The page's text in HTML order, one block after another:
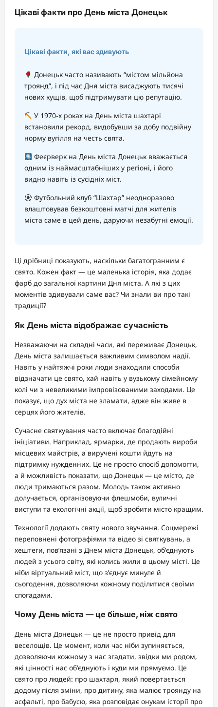
Цікаві факти про День міста Донецьк
Цікаві факти, які вас здивують
Донецьк часто називають “містом мільйона
троянд”, і під час Дня міста висаджують тисячі
нових кущів, щоб підтримувати цю репутацію.
У 1970-х роках на День міста шахтарі
встановили рекорд, видобувши за добу подвійну
норму вугілля на честь свята.
Феєрверк на День міста Донецьк вважається
одним із наймасштабніших у регіоні, і його
видно навіть із сусідніх міст.
Футбольний клуб “Шахтар” неодноразово
влаштовував безкоштовні матчі для жителів
міста саме в цей день, даруючи незабутні емоції.
Ці дрібниці показують, наскільки багатогранним є
свято. Кожен факт — це маленька історія, яка додає
фарб до загальної картини Дня міста. А які з цих
моментів здивували саме вас? Чи знали ви про такі
традиції?
Як День міста відображає сучасність
Незважаючи на складні часи, які переживає Донецьк,
День міста залишається важливим символом надії.
Навіть у найтяжчі роки люди знаходили способи
відзначати це свято, хай навіть у вузькому сімейному
колі чи з невеликими імпровізованими заходами. Це
показує, що дух міста не зламати, адже він живе в
серцях його жителів.
Сучасне святкування часто включає благодійні
ініціативи. Наприклад, ярмарки, де продають вироби
місцевих майстрів, а виручені кошти йдуть на
підтримку нужденних. Це не просто спосіб допомогти,
а й можливість показати, що Донецьк — це місто, де
люди тримаються разом. Молодь також активно
долучається, організовуючи флешмоби, вуличні
виступи та екологічні акції, щоб зробити місто кращим.
Технології додають святу нового звучання. Соцмережі
переповнені фотографіями та відео зі святкувань, а
хештеги, пов’язані з Днем міста Донецьк, об’єднують
людей з усього світу, які колись жили в цьому місті. Це
ніби віртуальний міст, що з’єднує минуле й
сьогодення, дозволяючи кожному поділитися своїми
спогадами.
Чому День міста — це більше, ніж свято
День міста Донецьк — це не просто привід для
веселощів. Це момент, коли час ніби зупиняється,
дозволяючи кожному з нас згадати, звідки ми родом,
які цінності нас об’єднують і куди ми прямуємо. Це
свято про людей: про шахтаря, який повертається
додому після зміни, про дитину, яка малює троянду на
асфальті, про бабусю, яка розповідає онукам історії про